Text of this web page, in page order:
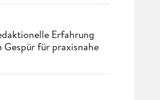
Erfahrung
für praxisnahe